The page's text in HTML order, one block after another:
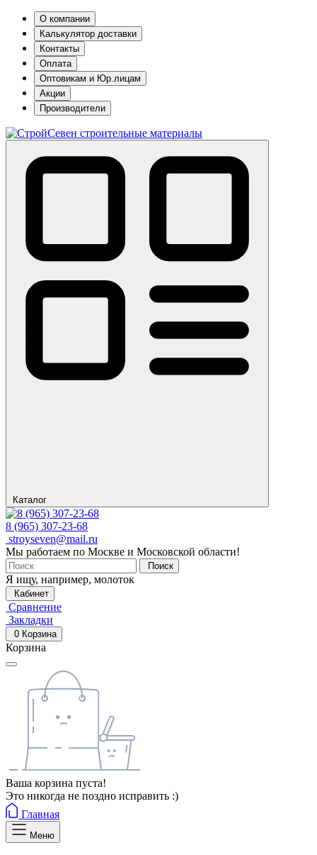
О компании
Калькулятор доставки
Контакты
Оплата
Оптовикам и Юр.лицам
Акции
Производители
Каталог
8 (965) 307-23-68
stroyseven@mail.ru
Мы работаем по Москве и Московской области!
Поиск
Я ищу, например, молоток
Кабинет
Сравнение
Закладки
0 Корзина
Корзина
Ваша корзина пуста!
Это никогда не поздно исправить :)
Главная
Меню